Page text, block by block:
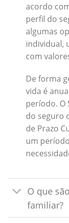
acordo
perfil do
algumas
individual,
com
De forma
vida é
período. O
do seguro
de Prazo
um
O que
familiar?